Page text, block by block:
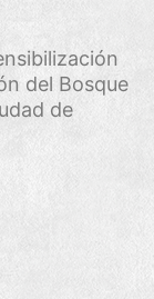
del Bosque
de